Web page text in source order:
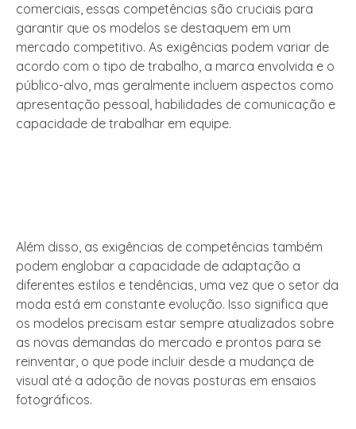
comerciais, essas competências são cruciais para
garantir que os modelos se destaquem em um
mercado competitivo. As exigências podem variar de
acordo com o tipo de trabalho, a marca envolvida e o
público-alvo, mas geralmente incluem aspectos como
apresentação pessoal, habilidades de comunicação e
capacidade de trabalhar em equipe.
Além disso, as exigências de competências também
podem englobar a capacidade de adaptação a
diferentes estilos e tendências, uma vez que o setor da
moda está em constante evolução. Isso significa que
os modelos precisam estar sempre atualizados sobre
as novas demandas do mercado e prontos para se
reinventar, o que pode incluir desde a mudança de
visual até a adoção de novas posturas em ensaios
fotográficos.